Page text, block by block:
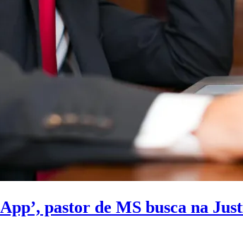
pastor de MS busca na